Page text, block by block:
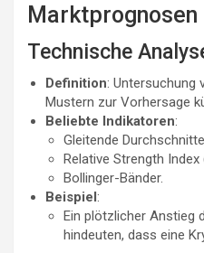
Marktprognosen
Technische
Definition: Untersuchung
Mustern zur Vorhersage
Beliebte Indikatoren:
Gleitende
Relative Strength Index
Bollinger-Bänder.
Beispiel:
Ein plötzlicher Anstieg
hindeuten, dass eine